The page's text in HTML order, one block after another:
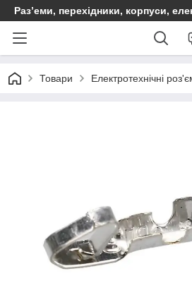
Раз’еми, перехідники, корпуси,
Товари Електротехнічні